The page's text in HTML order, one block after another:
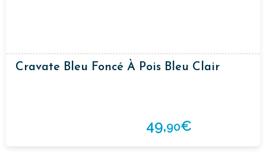
Cravate Bleu Foncé À Pois Bleu Clair
49,90€